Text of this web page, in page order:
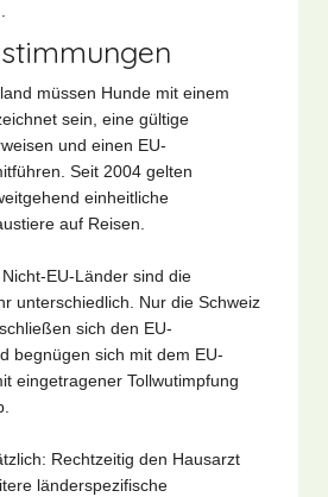
müssen Hunde mit einem
sein, eine gültige
und einen EU-
Seit 2004 gelten
einheitliche
auf Reisen.
EU-Länder sind die
unterschiedlich. Nur die Schweiz
sich den EU-
begnügen sich mit dem EU-
eingetragener Tollwutimpfung
Rechtzeitig den Hausarzt
länderspezifische